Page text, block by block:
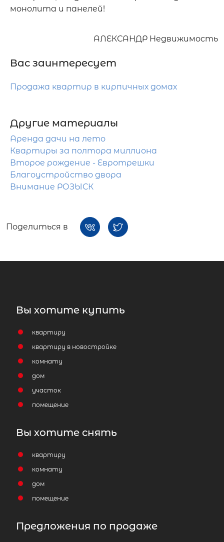
монолита и панелей!
АЛЕКСАНДР Недвижимость
Вас заинтересует
Продажа квартир в кирпичных домах
Другие материалы
Аренда дачи на лето
Квартиры за полтора миллиона
Второе рождение - Евротрешки
Благоустройство двора
Внимание РОЗЫСК
Поделиться в
Вы хотите купить
квартиру
квартиру в новостройке
комнату
дом
участок
помещение
Вы хотите снять
квартиру
комнату
дом
помещение
Предложения по продаже